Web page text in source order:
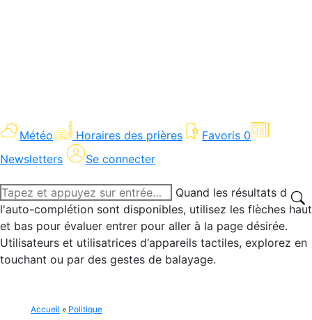
Météo Horaires des prières Favoris 0
Newsletters
Se connecter
Recherche
:
Quand les résultats de
l'auto-complétion sont disponibles, utilisez les flèches haut
et bas pour évaluer entrer pour aller à la page désirée.
Utilisateurs et utilisatrices d‘appareils tactiles, explorez en
touchant ou par des gestes de balayage.
Accueil » Politique